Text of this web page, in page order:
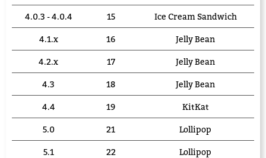
4.0.3 - 4.0.4 15 Ice Cream Sandwich
4.1.x 16 Jelly Bean
4.2.x 17 Jelly Bean
4.3 18 Jelly Bean
4.4 19 KitKat
5.0 21 Lollipop
5.1 22 Lollipop